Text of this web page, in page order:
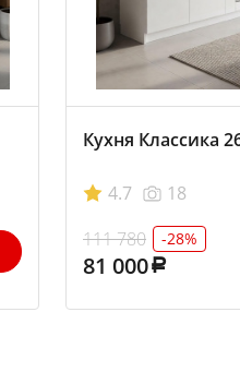
Кухня Классика
4.7
18
111 780
-28%
81 000